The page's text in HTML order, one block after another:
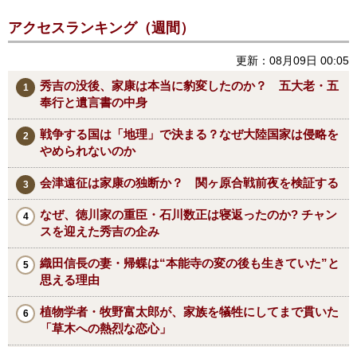
アクセスランキング（週間）
更新：08月09日 00:05
秀吉の没後、家康は本当に豹変したのか？ 五大老・五
奉行と遺言書の中身
戦争する国は「地理」で決まる？なぜ大陸国家は侵略を
やめられないのか
会津遠征は家康の独断か？ 関ヶ原合戦前夜を検証する
なぜ、徳川家の重臣・石川数正は寝返ったのか? チャン
スを迎えた秀吉の企み
織田信長の妻・帰蝶は“本能寺の変の後も生きていた”と
思える理由
植物学者・牧野富太郎が、家族を犠牲にしてまで貫いた
「草木への熱烈な恋心」